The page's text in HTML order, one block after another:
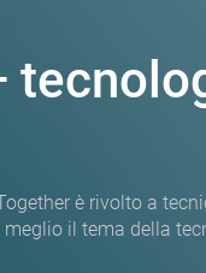
è rivolto a
il tema della